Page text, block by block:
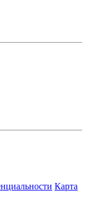
Карта